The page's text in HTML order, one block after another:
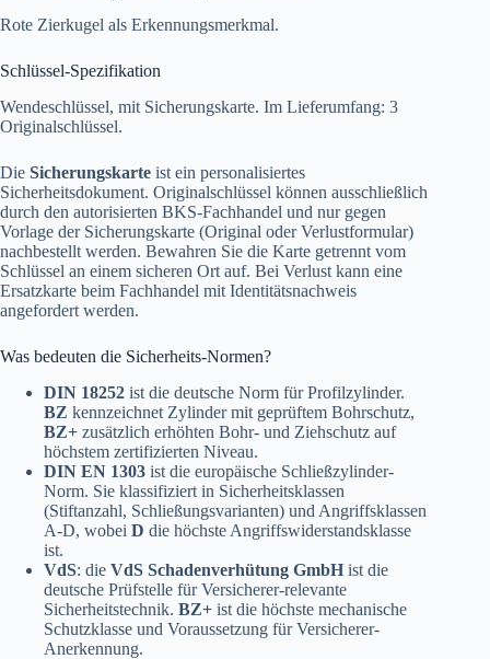
Rote Zierkugel als Erkennungsmerkmal.
Schlüssel-Spezifikation
Wendeschlüssel, mit Sicherungskarte. Im Lieferumfang: 3
Originalschlüssel.
Die Sicherungskarte ist ein personalisiertes
Sicherheitsdokument. Originalschlüssel können ausschließlich
durch den autorisierten BKS-Fachhandel und nur gegen
Vorlage der Sicherungskarte (Original oder Verlustformular)
nachbestellt werden. Bewahren Sie die Karte getrennt vom
Schlüssel an einem sicheren Ort auf. Bei Verlust kann eine
Ersatzkarte beim Fachhandel mit Identitätsnachweis
angefordert werden.
Was bedeuten die Sicherheits-Normen?
DIN 18252 ist die deutsche Norm für Profilzylinder.
BZ kennzeichnet Zylinder mit geprüftem Bohrschutz,
BZ+ zusätzlich erhöhten Bohr- und Ziehschutz auf
höchstem zertifizierten Niveau.
DIN EN 1303 ist die europäische Schließzylinder-
Norm. Sie klassifiziert in Sicherheitsklassen
(Stiftanzahl, Schließungsvarianten) und Angriffsklassen
A-D, wobei D die höchste Angriffswiderstandsklasse
ist.
VdS: die VdS Schadenverhütung GmbH ist die
deutsche Prüfstelle für Versicherer-relevante
Sicherheitstechnik. BZ+ ist die höchste mechanische
Schutzklasse und Voraussetzung für Versicherer-
Anerkennung.